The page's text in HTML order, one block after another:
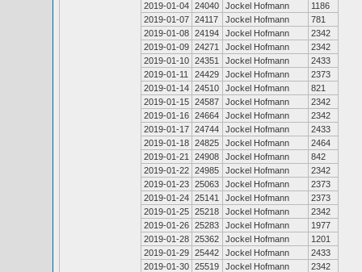
2019-01-04 24040 Jockel Hofmann
1186
2019-01-07 24117 Jockel Hofmann
781
2019-01-08 24194 Jockel Hofmann
2342
2019-01-09 24271 Jockel Hofmann
2342
2019-01-10 24351 Jockel Hofmann
2433
2019-01-11
24429 Jockel Hofmann
2373
2019-01-14 24510 Jockel Hofmann
821
2019-01-15 24587 Jockel Hofmann
2342
2019-01-16 24664 Jockel Hofmann
2342
2019-01-17 24744 Jockel Hofmann
2433
2019-01-18 24825 Jockel Hofmann
2464
2019-01-21
24908 Jockel Hofmann
842
2019-01-22 24985 Jockel Hofmann
2342
2019-01-23 25063 Jockel Hofmann
2373
2019-01-24 25141 Jockel Hofmann
2373
2019-01-25 25218 Jockel Hofmann
2342
2019-01-26 25283 Jockel Hofmann
1977
2019-01-28 25362 Jockel Hofmann
1201
2019-01-29 25442 Jockel Hofmann
2433
2019-01-30 25519 Jockel Hofmann
2342